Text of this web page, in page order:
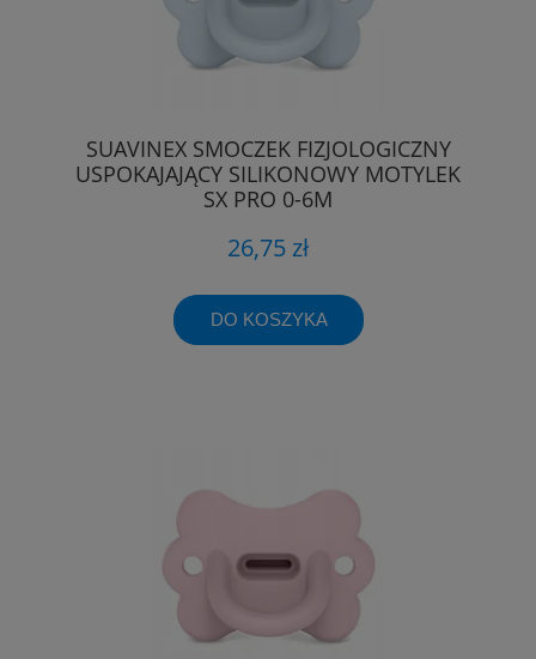
SUAVINEX SMOCZEK FIZJOLOGICZNY
USPOKAJAJĄCY SILIKONOWY MOTYLEK
SX PRO 0-6M
26,75 zł
DO KOSZYKA